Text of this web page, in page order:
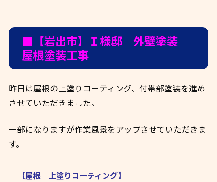
■【岩出市】Ｉ様邸 外壁塗装
屋根塗装工事
昨日は屋根の上塗りコーティング、付帯部塗装を進め
させていただきました。
一部になりますが作業風景をアップさせていただきま
す。
【屋根 上塗りコーティング】